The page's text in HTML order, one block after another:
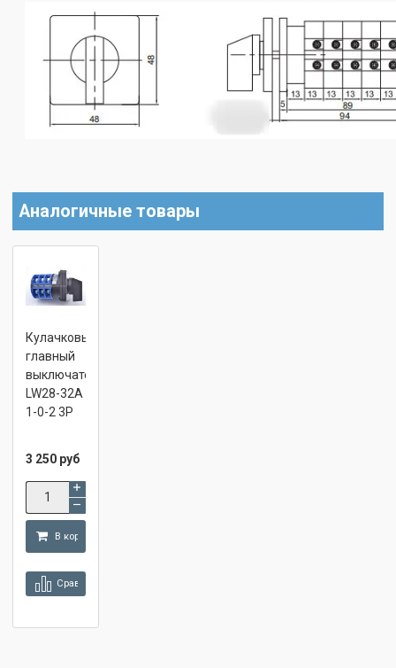
Аналогичные товары
Кулачковый
главный
выключатель
LW28-32A
1-0-2 3P
3 250 руб
В корзину
Сравнить